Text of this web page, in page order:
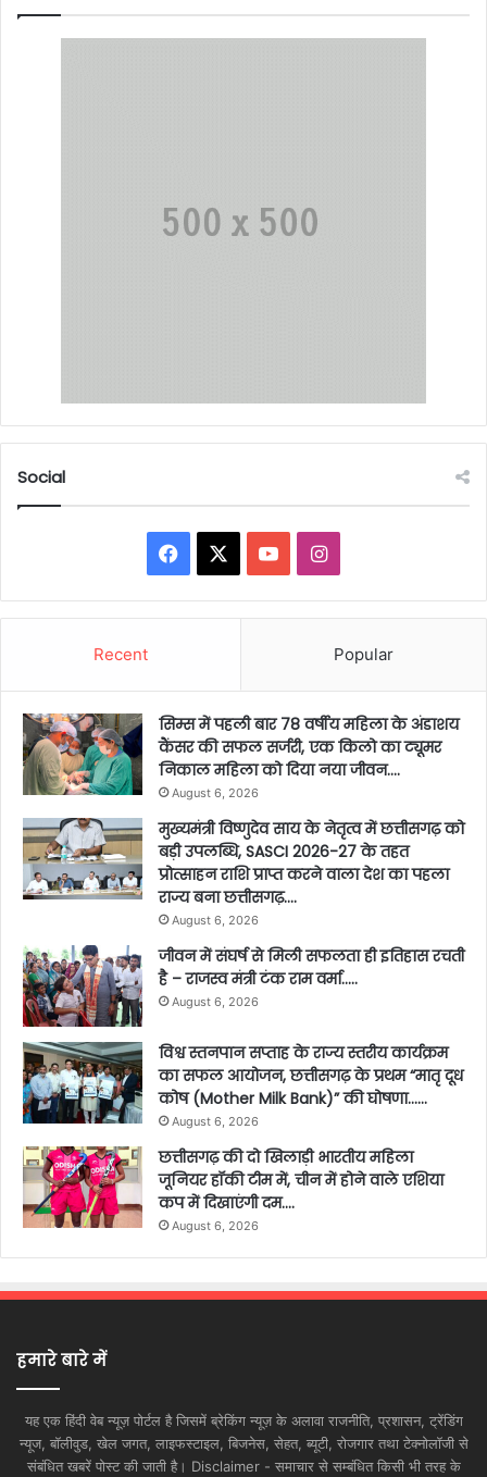
Social
Facebook YouTubeInstagram
Recent Popular
सिम्स में पहली बार 78 वर्षीय महिला के अंडाशय
कैंसर की सफल सर्जरी, एक किलो का ट्यूमर
निकाल महिला को दिया नया जीवन….
August 6, 2026
मुख्यमंत्री विष्णुदेव साय के नेतृत्व में छत्तीसगढ़ को
बड़ी उपलब्धि, SASCI 2026-27 के तहत
प्रोत्साहन राशि प्राप्त करने वाला देश का पहला
राज्य बना छत्तीसगढ़….
August 6, 2026
जीवन में संघर्ष से मिली सफलता ही इतिहास रचती
है – राजस्व मंत्री टंक राम वर्मा…..
August 6, 2026
विश्व स्तनपान सप्ताह के राज्य स्तरीय कार्यक्रम
का सफल आयोजन, छत्तीसगढ़ के प्रथम “मातृ दूध
कोष (Mother Milk Bank)” की घोषणा……
August 6, 2026
छत्तीसगढ़ की दो खिलाड़ी भारतीय महिला
जूनियर हॉकी टीम में, चीन में होने वाले एशिया
कप में दिखाएंगी दम….
August 6, 2026
हमारे बारे में
यह एक हिंदी वेब न्यूज़ पोर्टल है जिसमें ब्रेकिंग न्यूज़ के अलावा राजनीति, प्रशासन, ट्रेंडिंग
न्यूज, बॉलीवुड, खेल जगत, लाइफस्टाइल, बिजनेस, सेहत, ब्यूटी, रोजगार तथा टेक्नोलॉजी से
संबंधित खबरें पोस्ट की जाती है। Disclaimer - समाचार से सम्बंधित किसी भी तरह के